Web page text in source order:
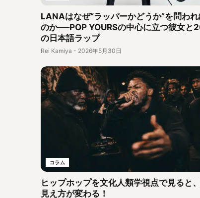
LANAはなぜ“ラッパーかどうか”を問わ
のか──POP YOURSの中心に立つ彼女と
の日本語ラップ
Rei Kamiya - 2026年5月30日
コラム
ヒップホップを文化人類学視点で見ると
見え方が変わる！